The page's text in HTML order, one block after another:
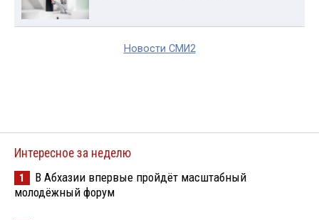
Новости СМИ2
Интересное за неделю
1
В Абхазии впервые пройдёт масштабный
молодёжный форум